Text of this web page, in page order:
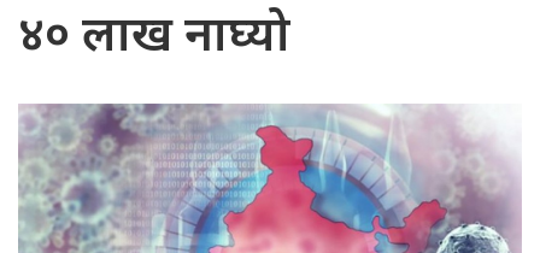
४० लाख नाघ्यो